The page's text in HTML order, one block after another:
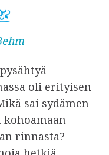
oli erityisen
sai sydämen
kohoamaan
rinnasta?